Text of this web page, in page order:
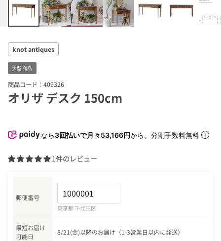
knot antiques
大型商品
商品コード：409326
オリザ デスク 150cm
なら3回払いで月々53,166円から。分割手数料無料
1件のレビュー
郵便番号
東京都 千代田区
最短お届け
可能日
8/21(金)以降のお届け（1-3営業日以内に発送）